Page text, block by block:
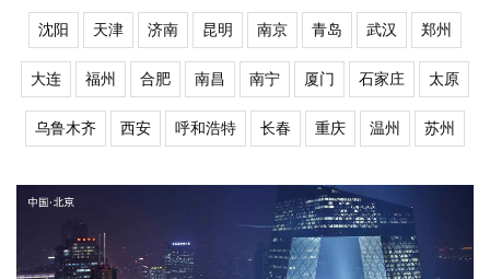
沈阳 天津 济南 昆明 南京 青岛 武汉 郑州
大连 福州 合肥 南昌 南宁 厦门 石家庄 太原
乌鲁木齐 西安 呼和浩特 长春 重庆 温州 苏州